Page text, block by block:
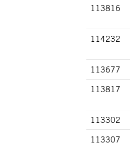
113816
114232
113677
113817
113302
113307